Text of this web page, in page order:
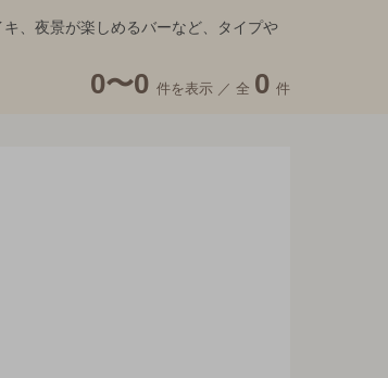
、夜景が楽しめるバーなど、タイプや
0〜0 件を表示 ／ 全 0 件